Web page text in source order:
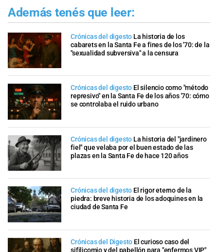
Además tenés que leer:
Crónicas del digesto La historia de los
cabarets en la Santa Fe a fines de los '70: de la
"sexualidad subversiva" a la censura
Crónicas del digesto El silencio como "método
represivo" en la Santa Fe de los años '70: cómo
se controlaba el ruido urbano
Crónicas del digesto La historia del "jardinero
fiel" que velaba por el buen estado de las
plazas en la Santa Fe de hace 120 años
Crónicas del digesto El rigor eterno de la
piedra: breve historia de los adoquines en la
ciudad de Santa Fe
Crónicas del Digesto El curioso caso del
sifilicomio y del pabellón para "enfermos VIP"